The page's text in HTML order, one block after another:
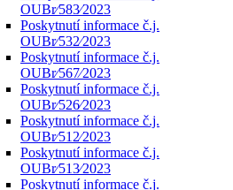
OUBr⁄583⁄2023
Poskytnutí informace č.j.
OUBr⁄532⁄2023
Poskytnutí informace č.j.
OUBr⁄567⁄2023
Poskytnutí informace č.j.
OUBr⁄526⁄2023
Poskytnutí informace č.j.
OUBr⁄512⁄2023
Poskytnutí informace č.j.
OUBr⁄513⁄2023
Poskytnutí informace č.j.